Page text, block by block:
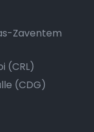
Zaventem
(CRL)
(CDG)